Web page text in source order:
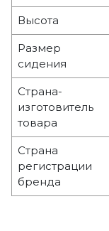
Высота
Размер
сидения
Страна-
изготовитель
товара
Страна
регистрации
бренда